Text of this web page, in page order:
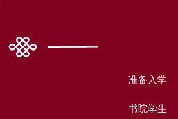
准备入学
书院学生